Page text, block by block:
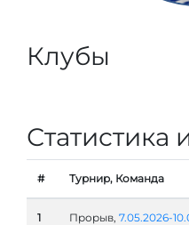
Клубы
Статистика
# Турнир, Команда
1 Прорыв, 7.05.2026-